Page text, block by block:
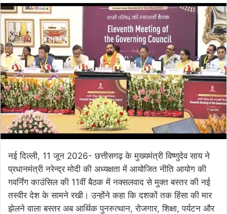
नई दिल्ली, 11 जून 2026- छत्तीसगढ़ के मुख्यमंत्री विष्णुदेव साय ने
प्रधानमंत्री नरेन्द्र मोदी की अध्यक्षता में आयोजित नीति आयोग की
गवर्निंग काउंसिल की 11वीं बैठक में नक्सलवाद से मुक्त बस्तर की नई
तस्वीर देश के सामने रखी। उन्होंने कहा कि दशकों तक हिंसा की मार
झेलने वाला बस्तर अब आर्थिक पुनरुत्थान, रोजगार, शिक्षा, पर्यटन और